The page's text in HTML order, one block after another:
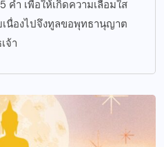
ค่ำ เพื่อให้เกิดความเลื่อมใส
นื่องไปจึงทูลขอพุทธานุญาต
จ้า